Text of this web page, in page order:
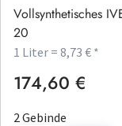
Vollsynthetisches
20
1 Liter = 8,73 € *
Regulärer Preis:
174,60 €
2 Gebinde